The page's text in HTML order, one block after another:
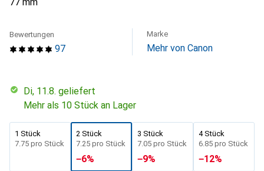
97
Bewertungen Marke
Mehr von Canon
Di, 11.8. geliefert
Mehr als 10 Stück an Lager
1 Stück
CHF
7.75 pro Stück
2 Stück
CHF
7.25 pro Stück
−6%
3 Stück
CHF
7.05 pro Stück
−9%
4 Stück
CHF
6.85 pro Stück
−12%